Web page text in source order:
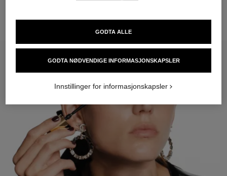
GODTA NØDVENDIGE INFORMASJONSKAPSLER
GODTA ALLE
Innstillinger for informasjonskapsler